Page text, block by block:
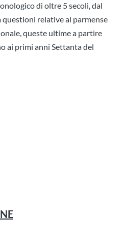
di oltre 5 secoli, dal
relative al parmense
queste ultime a partire
ai primi anni Settanta del